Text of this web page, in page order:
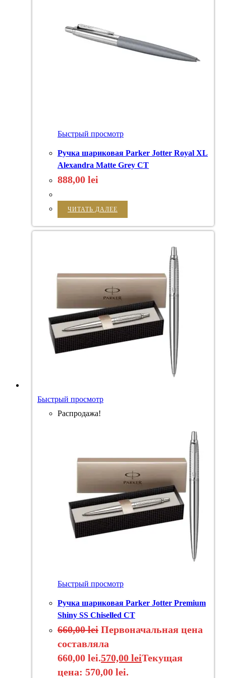
Быстрый просмотр
Ручка шариковая Parker Jotter Royal XL
Alexandra Matte Grey CT
888,00 lei
ЧИТАТЬ ДАЛЕЕ
Быстрый просмотр
Распродажа!
Быстрый просмотр
Ручка шариковая Parker Jotter Premium
Shiny SS Chiselled CT
660,00lei Первоначальная цена
составляла
660,00 lei.570,00 leiТекущая
цена: 570,00 lei.